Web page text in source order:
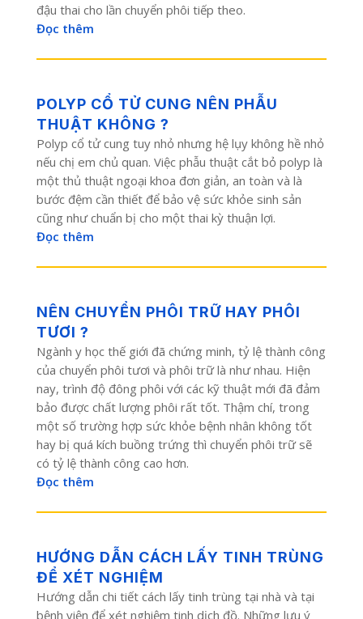
đậu thai cho lần chuyển phôi tiếp theo.
Đọc thêm
POLYP CỔ TỬ CUNG NÊN PHẪU
THUẬT KHÔNG ?
Polyp cổ tử cung tuy nhỏ nhưng hệ lụy không hề nhỏ
nếu chị em chủ quan. Việc phẫu thuật cắt bỏ polyp là
một thủ thuật ngoại khoa đơn giản, an toàn và là
bước đệm cần thiết để bảo vệ sức khỏe sinh sản
cũng như chuẩn bị cho một thai kỳ thuận lợi.
Đọc thêm
NÊN CHUYỂN PHÔI TRỮ HAY PHÔI
TƯƠI ?
Ngành y học thế giới đã chứng minh, tỷ lệ thành công
của chuyển phôi tươi và phôi trữ là như nhau. Hiện
nay, trình độ đông phôi với các kỹ thuật mới đã đảm
bảo được chất lượng phôi rất tốt. Thậm chí, trong
một số trường hợp sức khỏe bệnh nhân không tốt
hay bị quá kích buồng trứng thì chuyển phôi trữ sẽ
có tỷ lệ thành công cao hơn.
Đọc thêm
HƯỚNG DẪN CÁCH LẤY TINH TRÙNG
ĐỂ XÉT NGHIỆM
Hướng dẫn chi tiết cách lấy tinh trùng tại nhà và tại
bệnh viện để xét nghiệm tinh dịch đồ. Những lưu ý